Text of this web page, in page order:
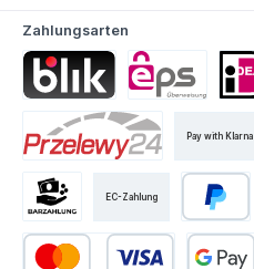
Zahlungsarten
Pay with Klarna
EC-Zahlung